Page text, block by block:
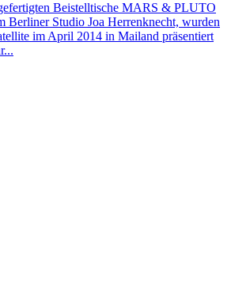
Beistelltische MARS & PLUTO
Berliner Studio Joa Herrenknecht, wurden
im April 2014 in Mailand präsentiert